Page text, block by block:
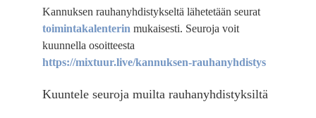
Kannuksen rauhanyhdistykseltä lähetetään seurat
toimintakalenterin mukaisesti. Seuroja voit
kuunnella osoitteesta
https://mixtuur.live/kannuksen-rauhanyhdistys
Kuuntele seuroja muilta rauhanyhdistyksiltä